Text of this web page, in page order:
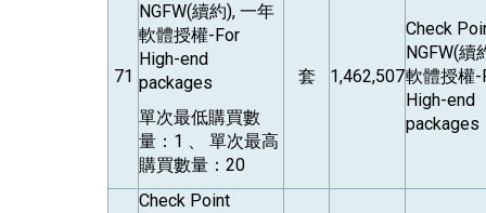
71
NGFW(續約), 一年
軟體授權-For
High-end
packages
單次最低購買數
量：1 、 單次最高
購買數量：20
套 1,462,507
Check
NGFW(續
軟體授權-
High-end
packages
Check Point